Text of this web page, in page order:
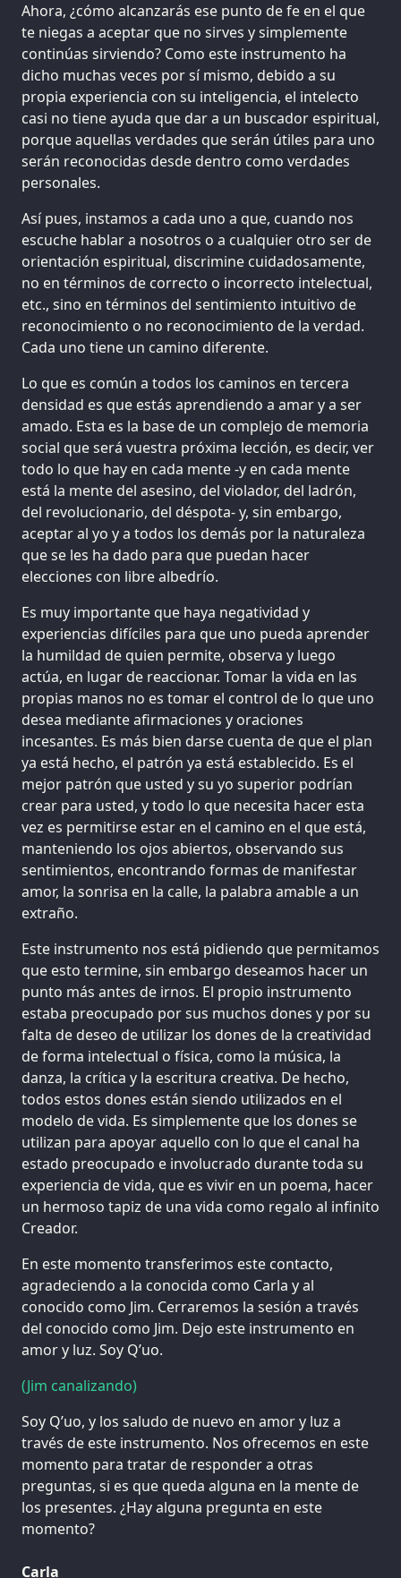
Ahora, ¿cómo alcanzarás ese punto de fe en el que
te niegas a aceptar que no sirves y simplemente
continúas sirviendo? Como este instrumento ha
dicho muchas veces por sí mismo, debido a su
propia experiencia con su inteligencia, el intelecto
casi no tiene ayuda que dar a un buscador espiritual,
porque aquellas verdades que serán útiles para uno
serán reconocidas desde dentro como verdades
personales.
Así pues, instamos a cada uno a que, cuando nos
escuche hablar a nosotros o a cualquier otro ser de
orientación espiritual, discrimine cuidadosamente,
no en términos de correcto o incorrecto intelectual,
etc., sino en términos del sentimiento intuitivo de
reconocimiento o no reconocimiento de la verdad.
Cada uno tiene un camino diferente.
Lo que es común a todos los caminos en tercera
densidad es que estás aprendiendo a amar y a ser
amado. Esta es la base de un complejo de memoria
social que será vuestra próxima lección, es decir, ver
todo lo que hay en cada mente -y en cada mente
está la mente del asesino, del violador, del ladrón,
del revolucionario, del déspota- y, sin embargo,
aceptar al yo y a todos los demás por la naturaleza
que se les ha dado para que puedan hacer
elecciones con libre albedrío.
Es muy importante que haya negatividad y
experiencias difíciles para que uno pueda aprender
la humildad de quien permite, observa y luego
actúa, en lugar de reaccionar. Tomar la vida en las
propias manos no es tomar el control de lo que uno
desea mediante afirmaciones y oraciones
incesantes. Es más bien darse cuenta de que el plan
ya está hecho, el patrón ya está establecido. Es el
mejor patrón que usted y su yo superior podrían
crear para usted, y todo lo que necesita hacer esta
vez es permitirse estar en el camino en el que está,
manteniendo los ojos abiertos, observando sus
sentimientos, encontrando formas de manifestar
amor, la sonrisa en la calle, la palabra amable a un
extraño.
Este instrumento nos está pidiendo que permitamos
que esto termine, sin embargo deseamos hacer un
punto más antes de irnos. El propio instrumento
estaba preocupado por sus muchos dones y por su
falta de deseo de utilizar los dones de la creatividad
de forma intelectual o física, como la música, la
danza, la crítica y la escritura creativa. De hecho,
todos estos dones están siendo utilizados en el
modelo de vida. Es simplemente que los dones se
utilizan para apoyar aquello con lo que el canal ha
estado preocupado e involucrado durante toda su
experiencia de vida, que es vivir en un poema, hacer
un hermoso tapiz de una vida como regalo al infinito
Creador.
En este momento transferimos este contacto,
agradeciendo a la conocida como Carla y al
conocido como Jim. Cerraremos la sesión a través
del conocido como Jim. Dejo este instrumento en
amor y luz. Soy Q’uo.
(Jim canalizando)
Soy Q’uo, y los saludo de nuevo en amor y luz a
través de este instrumento. Nos ofrecemos en este
momento para tratar de responder a otras
preguntas, si es que queda alguna en la mente de
los presentes. ¿Hay alguna pregunta en este
momento?
Carla